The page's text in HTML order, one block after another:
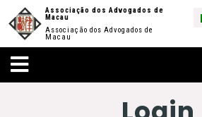
Associação dos Advogados de
Macau
Associação dos Advogados de
Macau